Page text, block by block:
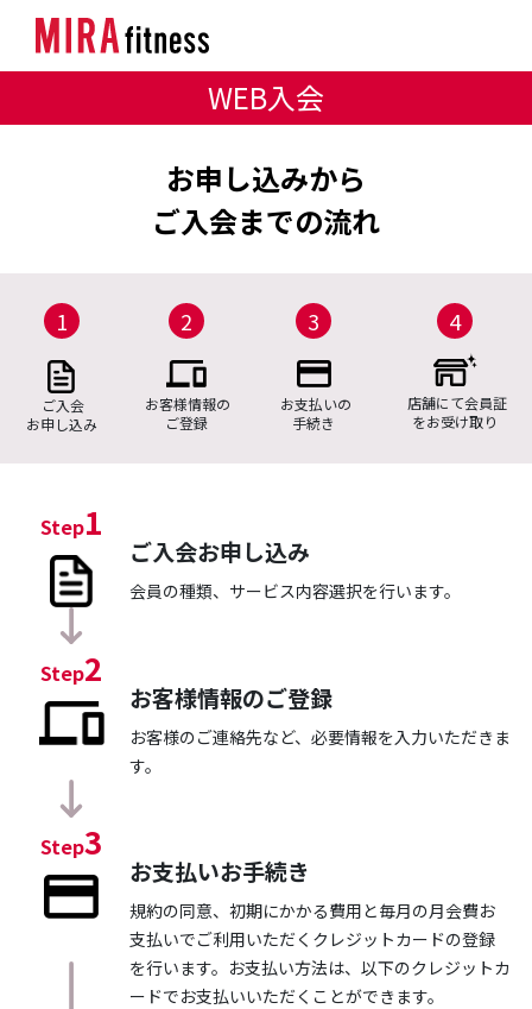
WEB入会
お申し込みから
ご入会までの流れ
1
ご入会
お申し込み
2
お客様情報の
ご登録
3
お支払いの
手続き
4
店舗にて会員証
をお受け取り
Step1
ご入会お申し込み
会員の種類、サービス内容選択を行います。
Step2
お客様情報のご登録
お客様のご連絡先など、必要情報を入力いただきま
す。
Step3
お支払いお手続き
規約の同意、初期にかかる費用と毎月の月会費お
支払いでご利用いただくクレジットカードの登録
を行います。 お支払い方法は、以下のクレジットカ
ードでお支払いいただくことができます。